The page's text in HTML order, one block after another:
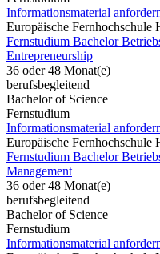
Informationsmaterial
Europäische Fernhochschule
Fernstudium Bachelor
Entrepreneurship
36 oder 48 Monat(e)
berufsbegleitend
Bachelor of Science
Fernstudium
Informationsmaterial
Europäische Fernhochschule
Fernstudium Bachelor
Management
36 oder 48 Monat(e)
berufsbegleitend
Bachelor of Science
Fernstudium
Informationsmaterial